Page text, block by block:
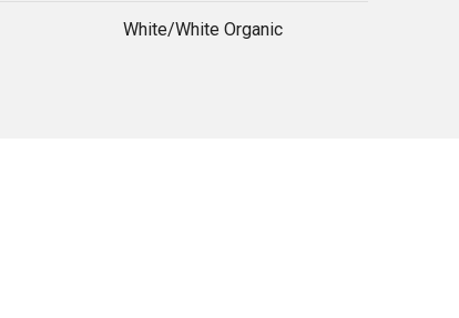
White/White Organic